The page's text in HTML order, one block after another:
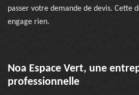
passer votre demande de devis. Cette
engage rien.
Noa Espace Vert, une
professionnelle